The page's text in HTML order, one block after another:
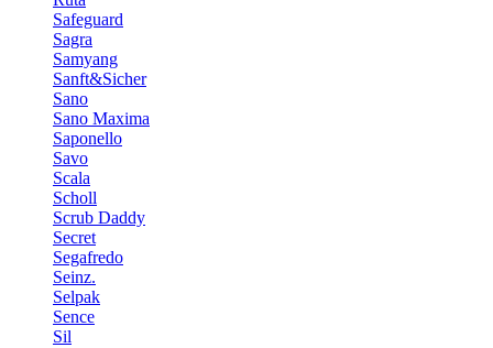
Safeguard
Sagra
Samyang
Sanft&Sicher
Sano
Sano Maxima
Saponello
Savo
Scala
Scholl
Scrub Daddy
Secret
Segafredo
Seinz.
Selpak
Sence
Sil